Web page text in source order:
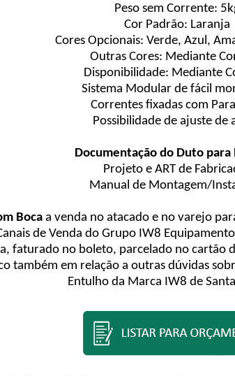
Peso sem Corrente:
Cor Padrão: Laranja
Cores Opcionais: Verde, Azul,
Outras Cores: Mediante
Disponibilidade: Mediante
Sistema Modular de fácil
Correntes fixadas com
Possibilidade de ajuste de
Documentação do Duto para
Projeto e ART de
Manual de Montagem/
Boca a venda no atacado e no varejo
de Venda do Grupo IW8
faturado no boleto, parcelado no cartão
também em relação a outras dúvidas
Entulho da Marca IW8 de